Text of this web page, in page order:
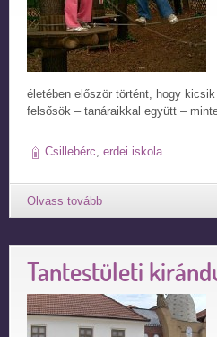
életében először történt, hogy
felsősök – tanáraikkal együtt –
Csillebérc, erdei iskola
Tantestületi